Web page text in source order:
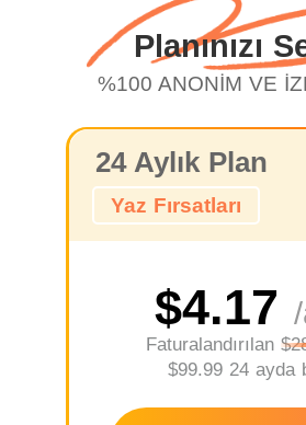
Planınızı
%100 ANONİM VE
24 Aylık Plan
Yaz Fırsatları
$4.17
Faturalandırılan
$99.99 24 ayda